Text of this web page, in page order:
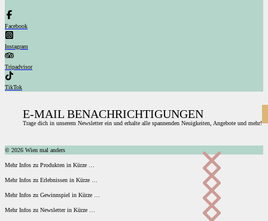
Facebook
Instagram
Tripadvisor
TikTok
E-MAIL BENACHRICHTIGUNGEN
Trage dich in unserem Newsletter ein und erhalte alle spannenden Neuigkeiten, Angebote und mehr!
© 2026 Wien mal anders
Mehr Infos zu Produkten in Kürze …
Mehr Infos zu Erlebnissen in Kürze …
Mehr Infos zu Gewinnspiel in Kürze …
Mehr Infos zu Newsletter in Kürze …